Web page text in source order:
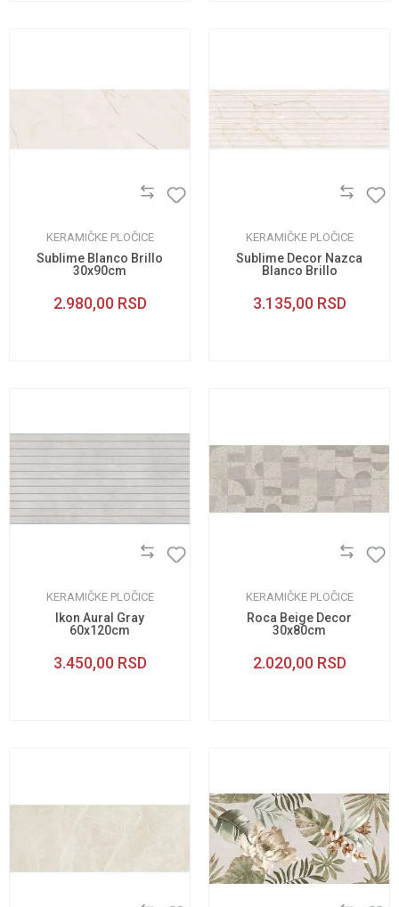
KERAMIČKE PLOČICE
Sublime Blanco Brillo
30x90cm
2.980,00 RSD
KERAMIČKE PLOČICE
Sublime Decor Nazca
Blanco Brillo
3.135,00 RSD
KERAMIČKE PLOČICE
Ikon Aural Gray
60x120cm
3.450,00 RSD
KERAMIČKE PLOČICE
Roca Beige Decor
30x80cm
2.020,00 RSD